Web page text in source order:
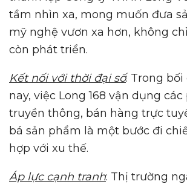
tầm nhìn xa, mong muốn đưa
mỹ nghệ vươn xa hơn, không
còn phát triển.
Kết nối với thời đại số: Trong
nay, việc Long 168 vận dụng
truyền thông, bán hàng trực
bá sản phẩm là một bước đi
hợp với xu thế.
Áp lực cạnh tranh: Thị trường